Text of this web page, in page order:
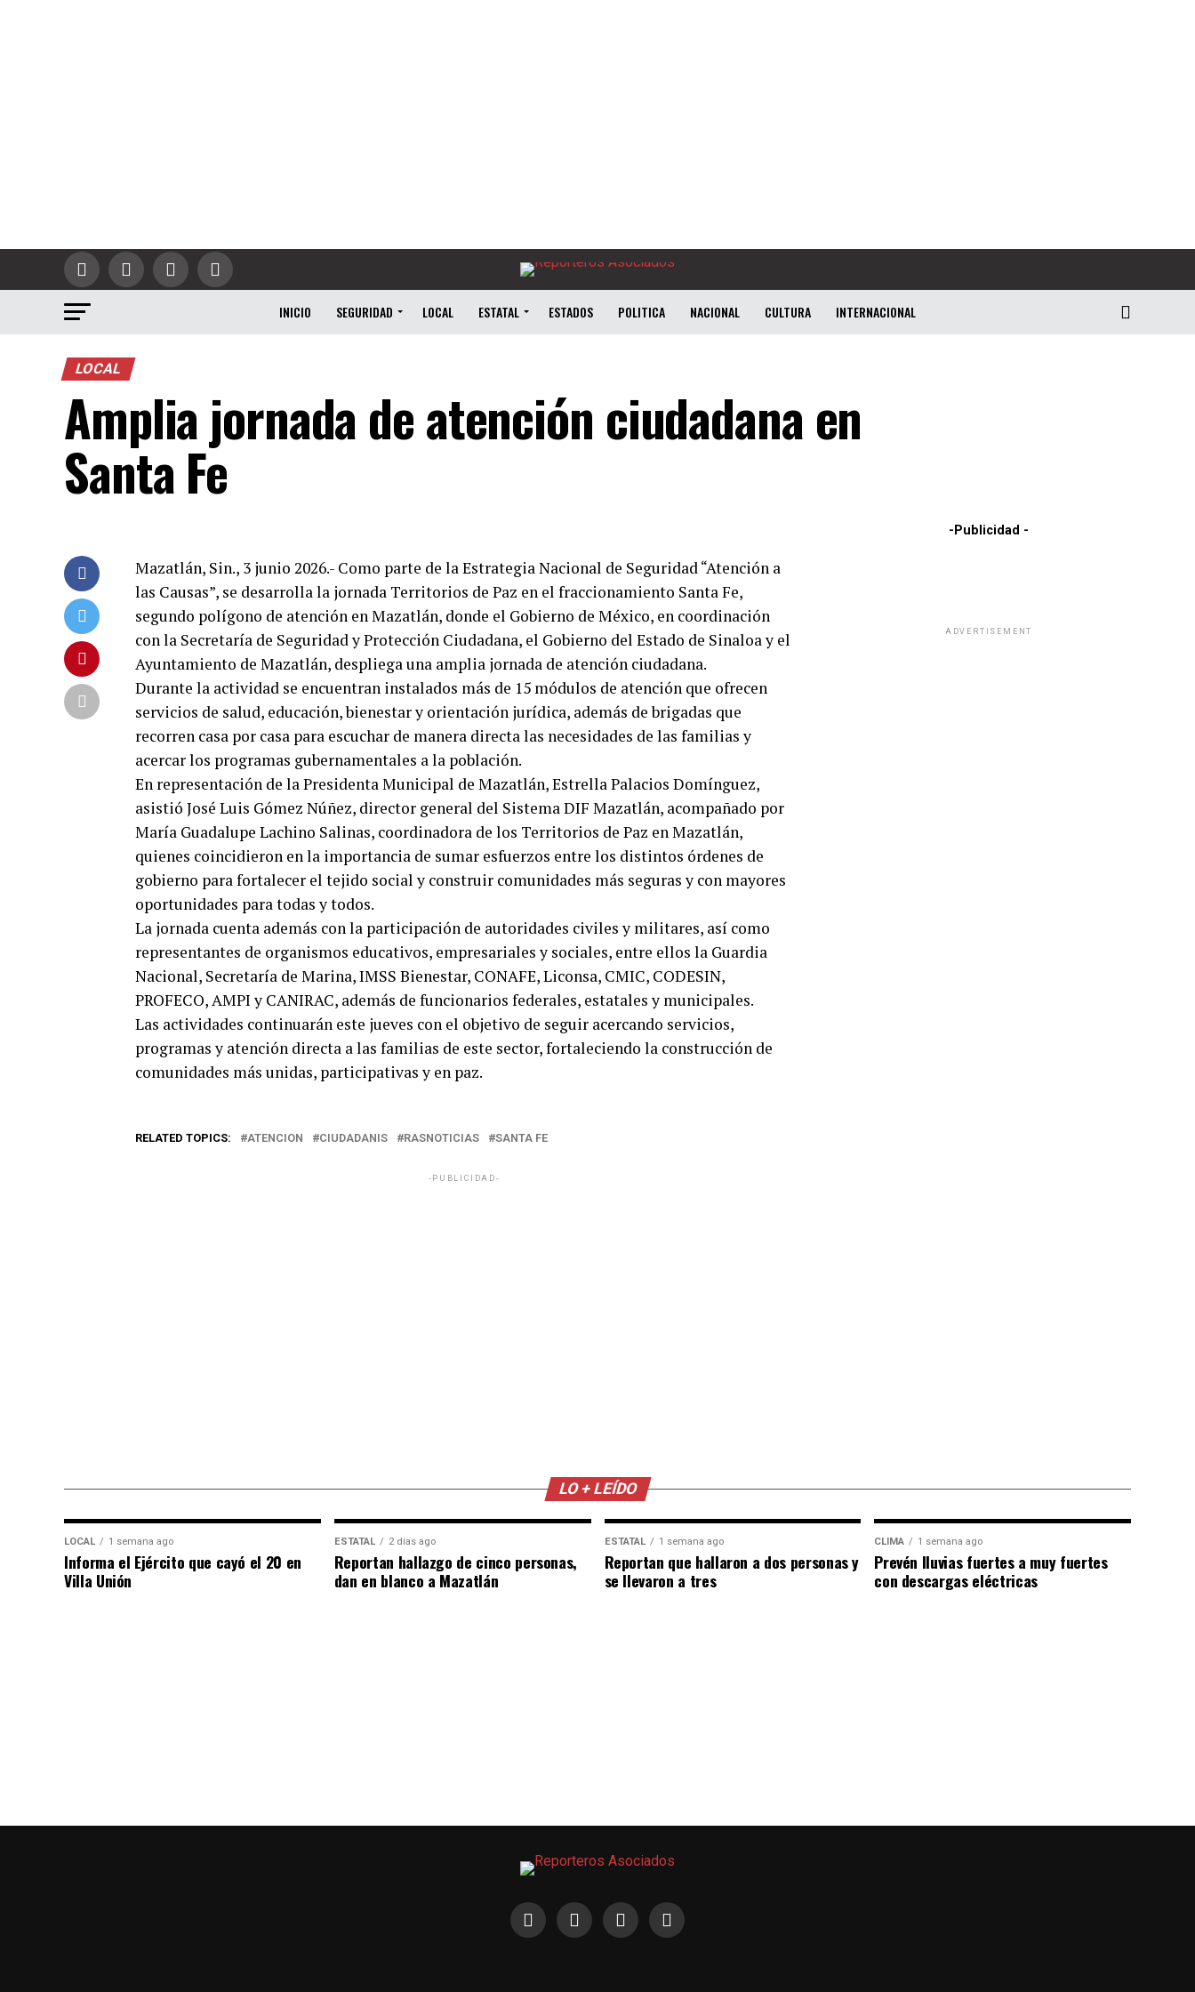
INICIO SEGURIDAD LOCAL ESTATAL ESTADOS POLITICA NACIONAL CULTURA INTERNACIONAL
LOCAL
Amplia jornada de atención ciudadana en
Santa Fe
Mazatlán, Sin., 3 junio 2026.- Como parte de la Estrategia Nacional de Seguridad “Atención a
las Causas”, se desarrolla la jornada Territorios de Paz en el fraccionamiento Santa Fe,
segundo polígono de atención en Mazatlán, donde el Gobierno de México, en coordinación
con la Secretaría de Seguridad y Protección Ciudadana, el Gobierno del Estado de Sinaloa y el
Ayuntamiento de Mazatlán, despliega una amplia jornada de atención ciudadana.
Durante la actividad se encuentran instalados más de 15 módulos de atención que ofrecen
servicios de salud, educación, bienestar y orientación jurídica, además de brigadas que
recorren casa por casa para escuchar de manera directa las necesidades de las familias y
acercar los programas gubernamentales a la población.
En representación de la Presidenta Municipal de Mazatlán, Estrella Palacios Domínguez,
asistió José Luis Gómez Núñez, director general del Sistema DIF Mazatlán, acompañado por
María Guadalupe Lachino Salinas, coordinadora de los Territorios de Paz en Mazatlán,
quienes coincidieron en la importancia de sumar esfuerzos entre los distintos órdenes de
gobierno para fortalecer el tejido social y construir comunidades más seguras y con mayores
oportunidades para todas y todos.
La jornada cuenta además con la participación de autoridades civiles y militares, así como
representantes de organismos educativos, empresariales y sociales, entre ellos la Guardia
Nacional, Secretaría de Marina, IMSS Bienestar, CONAFE, Liconsa, CMIC, CODESIN,
PROFECO, AMPI y CANIRAC, además de funcionarios federales, estatales y municipales.
Las actividades continuarán este jueves con el objetivo de seguir acercando servicios,
programas y atención directa a las familias de este sector, fortaleciendo la construcción de
comunidades más unidas, participativas y en paz.
RELATED TOPICS: ATENCION CIUDADANIS RASNOTICIAS SANTA FE
-PUBLICIDAD-
-Publicidad -
ADVERTISEMENT
LO + LEÍDO
LOCAL 1 semana ago
Informa el Ejército que cayó el 20 en
Villa Unión
ESTATAL 2 días ago
Reportan hallazgo de cinco personas,
dan en blanco a Mazatlán
ESTATAL 1 semana ago
Reportan que hallaron a dos personas y
se llevaron a tres
CLIMA 1 semana ago
Prevén lluvias fuertes a muy fuertes
con descargas eléctricas